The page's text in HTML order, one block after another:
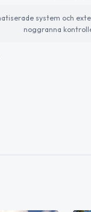
system och
noggranna